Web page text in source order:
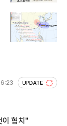
UPDATE
협치"